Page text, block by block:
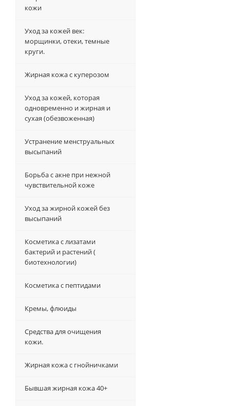
кожи
Уход за кожей век:
морщинки, отеки, темные
круги.
Жирная кожа с куперозом
Уход за кожей, которая
одновременно и жирная и
сухая (обезвоженная)
Устранение менструальных
высыпаний
Борьба с акне при нежной
чувствительной коже
Уход за жирной кожей без
высыпаний
Косметика с лизатами
бактерий и растений (
биотехнологии)
Косметика с пептидами
Кремы, флюиды
Средства для очищения
кожи.
Жирная кожа с гнойничками
Бывшая жирная кожа 40+